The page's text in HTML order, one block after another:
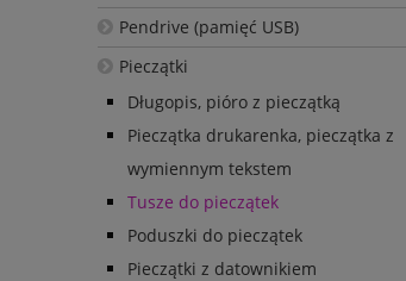
Pendrive (pamięć USB)
Pieczątki
Długopis, pióro z pieczątką
Pieczątka drukarenka, pieczątka z
wymiennym tekstem
Tusze do pieczątek
Poduszki do pieczątek
Pieczątki z datownikiem